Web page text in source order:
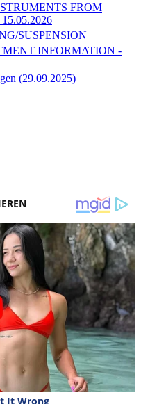
FROM
SUSPENSION
INFORMATION -
(29.09.2025)